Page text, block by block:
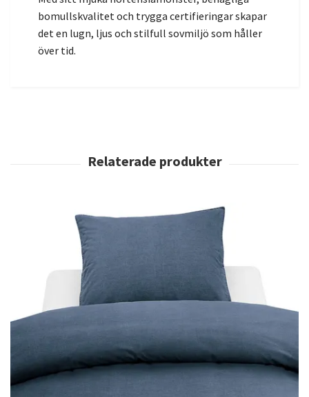
bomullskvalitet och trygga certifieringar skapar
det en lugn, ljus och stilfull sovmiljö som håller
över tid.